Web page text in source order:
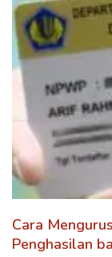
Cara
Penghasilan